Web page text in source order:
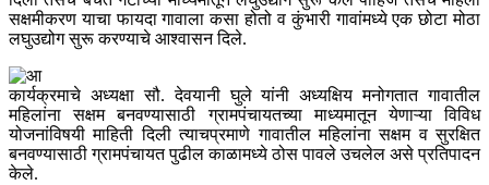
सक्षमीकरण याचा फायदा गावाला कसा होतो व कुंभारी गावांमध्ये एक छोटा मोठा
लघुउद्योग सुरू करण्याचे आश्वासन दिले.
कार्यक्रमाचे अध्यक्षा सौ. देवयानी घुले यांनी अध्यक्षिय मनोगतात गावातील
महिलांना सक्षम बनवण्यासाठी ग्रामपंचायतच्या माध्यमातून येणाऱ्या विविध
योजनांविषयी माहिती दिली त्याचप्रमाणे गावातील महिलांना सक्षम व सुरक्षित
बनवण्यासाठी ग्रामपंचायत पुढील काळामध्ये ठोस पावले उचलेल असे प्रतिपादन
केले.